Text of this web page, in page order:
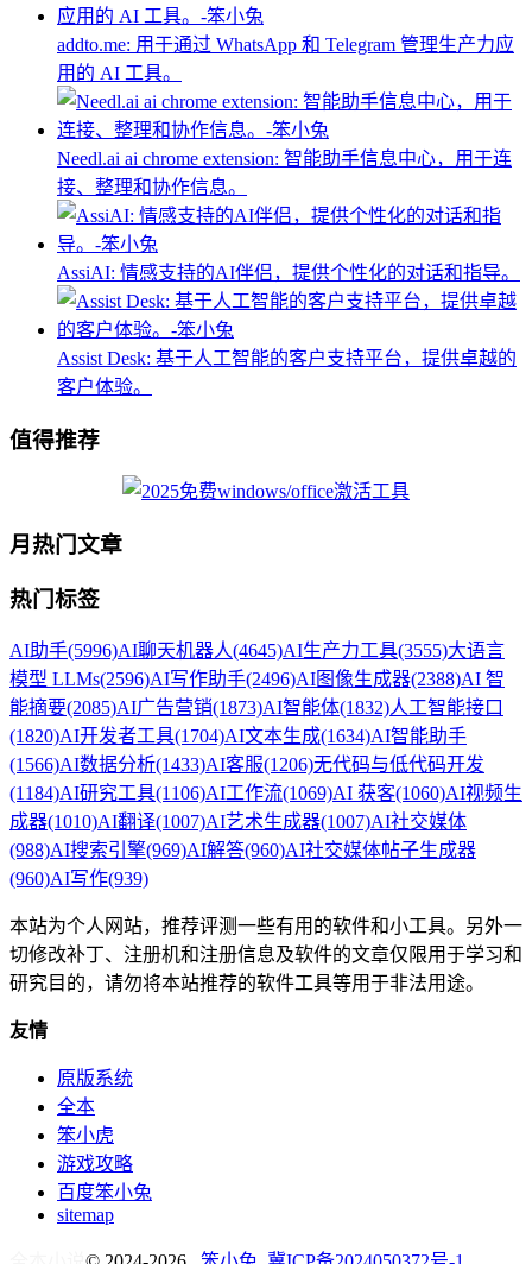
addto.me: 用于通过 WhatsApp 和 Telegram 管理生产力应
用的 AI 工具。
Needl.ai ai chrome extension: 智能助手信息中心，用于连
接、整理和协作信息。
AssiAI: 情感支持的AI伴侣，提供个性化的对话和指导。
Assist Desk: 基于人工智能的客户支持平台，提供卓越的
客户体验。
值得推荐
月热门文章
热门标签
AI助手(5996)AI聊天机器人(4645)AI生产力工具(3555)大语言
模型 LLMs(2596)AI写作助手(2496)AI图像生成器(2388)AI 智
能摘要(2085)AI广告营销(1873)AI智能体(1832)人工智能接口
(1820)AI开发者工具(1704)AI文本生成(1634)AI智能助手
(1566)AI数据分析(1433)AI客服(1206)无代码与低代码开发
(1184)AI研究工具(1106)AI工作流(1069)AI 获客(1060)AI视频生
成器(1010)AI翻译(1007)AI艺术生成器(1007)AI社交媒体
(988)AI搜索引擎(969)AI解答(960)AI社交媒体帖子生成器
(960)AI写作(939)
本站为个人网站，推荐评测一些有用的软件和小工具。另外一
切修改补丁、注册机和注册信息及软件的文章仅限用于学习和
研究目的，请勿将本站推荐的软件工具等用于非法用途。
友情
原版系统
全本
笨小虎
游戏攻略
百度笨小兔
sitemap